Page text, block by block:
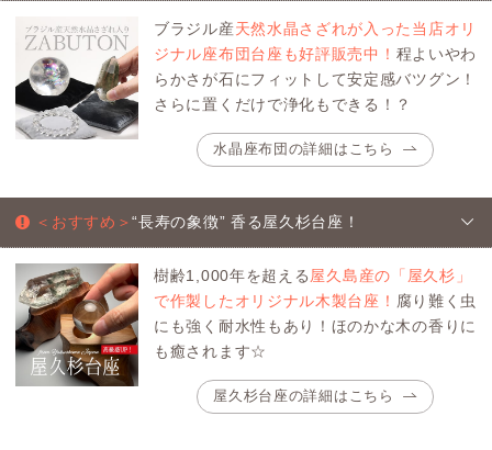
ブラジル産天然水晶さざれが入った当店オリ
ジナル座布団台座も好評販売中！ 程よいやわ
らかさが石にフィットして安定感バツグン！
さらに置くだけで浄化もできる！？
水晶座布団の詳細はこちら
＜おすすめ＞“長寿の象徴” 香る屋久杉台座！
樹齢1,000年を超える屋久島産の「屋久杉」
で作製したオリジナル木製台座！ 腐り難く虫
にも強く耐水性もあり！ほのかな木の香りに
も癒されます☆
屋久杉台座の詳細はこちら